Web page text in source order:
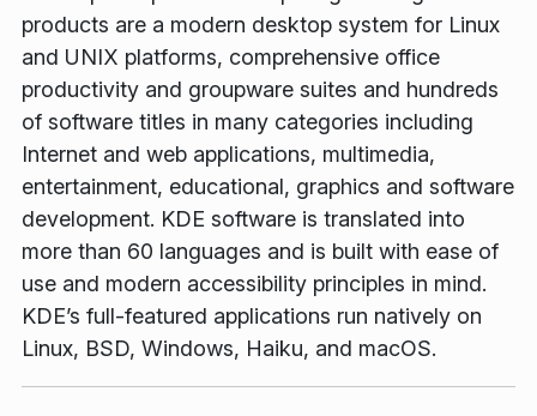
products are a modern desktop system for Linux
and UNIX platforms, comprehensive office
productivity and groupware suites and hundreds
of software titles in many categories including
Internet and web applications, multimedia,
entertainment, educational, graphics and software
development. KDE software is translated into
more than 60 languages and is built with ease of
use and modern accessibility principles in mind.
KDE’s full-featured applications run natively on
Linux, BSD, Windows, Haiku, and macOS.